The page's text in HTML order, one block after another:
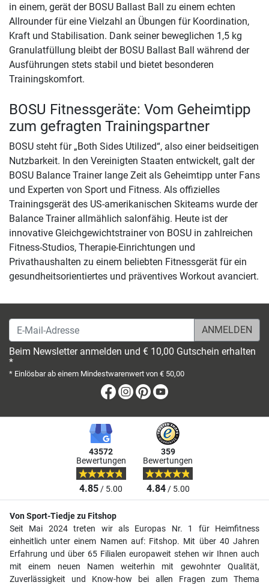
in einem, gerät der BOSU Ballast Ball zu einem echten
Allrounder für eine Vielzahl an Übungen für Koordination,
Kraft und Stabilisation. Dank seiner beweglichen 1,5 kg
Granulatfüllung bleibt der BOSU Ballast Ball während der
Ausführungen stets stabil und bietet besonderen
Trainingskomfort.
BOSU Fitnessgeräte: Vom Geheimtipp
zum gefragten Trainingspartner
BOSU steht für „Both Sides Utilized“, also einer beidseitigen
Nutzbarkeit. In den Vereinigten Staaten entwickelt, galt der
BOSU Balance Trainer lange Zeit als Geheimtipp unter Fans
und Experten von Sport und Fitness. Als offizielles
Trainingsgerät des US-amerikanischen Skiteams wurde der
Balance Trainer allmählich salonfähig. Heute ist der
innovative Gleichgewichtstrainer von BOSU in zahlreichen
Fitness-Studios, Therapie-Einrichtungen und
Privathaushalten zu einem beliebten Fitnessgerät für ein
gesundheitsorientiertes und präventives Workout avanciert.
E-Mail-Adresse
Beim Newsletter anmelden und € 10,00 Gutschein erhalten
*
* Einlösbar ab einem Mindestwarenwert von € 50,00
Facebook
Instagram
Pinterest
43572
Bewertungen
4.85/ 5.00
359
Bewertungen
4.84/ 5.00
Von Sport-Tiedje zu Fitshop
Seit Mai 2024 treten wir als Europas Nr. 1 für Heimfitness
einheitlich unter einem Namen auf: Fitshop. Mit über 40 Jahren
Erfahrung und über 65 Filialen europaweit stehen wir Ihnen auch
mit einem neuen Namen weiterhin mit gewohnter Qualität,
Zuverlässigkeit und Know-how bei allen Fragen zum Thema